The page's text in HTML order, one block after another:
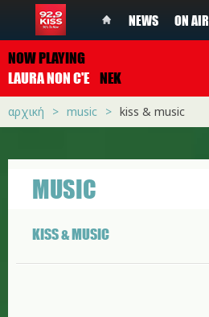
NEWS ON AIR
NOW PLAYING
LAURA NON C'E NEK
αρχική music kiss & music
MUSIC
KISS & MUSIC